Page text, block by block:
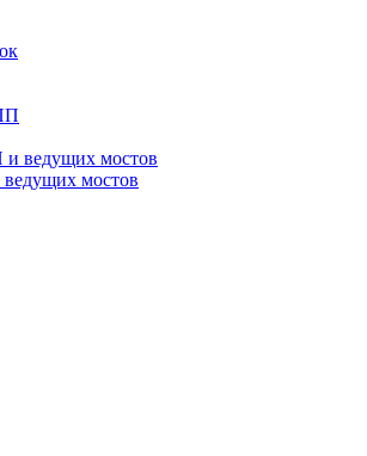
мостов